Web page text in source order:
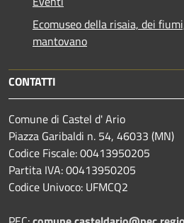
Ecomuseo della risaia, dei
mantovano
CONTATTI
Comune di Castel d' Ario
Piazza Garibaldi n. 54, 46033 (MN)
Codice Fiscale: 00413950205
Partita IVA: 00413950205
Codice Univoco: UFMCQ2